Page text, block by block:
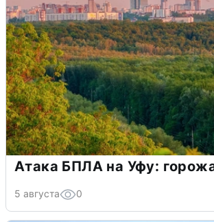
Атака БПЛА на Уфу:
5 августа 0